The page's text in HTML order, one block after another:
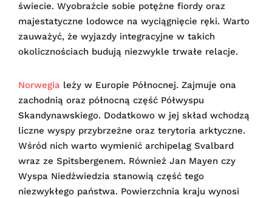
świecie. Wyobraźcie sobie potężne fiordy oraz
majestatyczne lodowce na wyciągnięcie ręki. Warto
zauważyć, że wyjazdy integracyjne w takich
okolicznościach budują niezwykle trwałe relacje.
Norwegia leży w Europie Północnej. Zajmuje ona
zachodnią oraz północną część Półwyspu
Skandynawskiego. Dodatkowo w jej skład wchodzą
liczne wyspy przybrzeżne oraz terytoria arktyczne.
Wśród nich warto wymienić archipelag Svalbard
wraz ze Spitsbergenem. Również Jan Mayen czy
Wyspa Niedźwiedzia stanowią część tego
niezwykłego państwa. Powierzchnia kraju wynosi